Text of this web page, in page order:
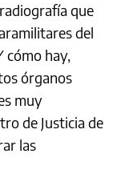
que
del
cómo hay,
órganos
muy
de Justicia de
las